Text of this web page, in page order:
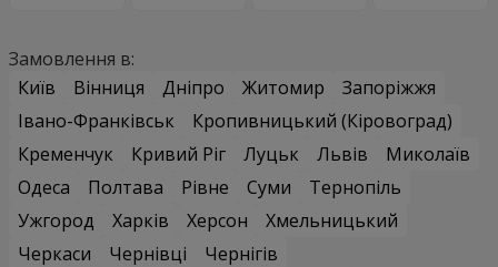
Замовлення в:
Київ
Вінниця Дніпро Житомир
Запоріжжя
Івано-Франківськ
Кропивницький (Кіровоград)
Кременчук
Кривий Ріг Луцьк Львів
Миколаїв
Одеса
Полтава Рівне Суми
Тернопіль
Ужгород
Харків Херсон
Хмельницький
Черкаси
Чернівці
Чернігів